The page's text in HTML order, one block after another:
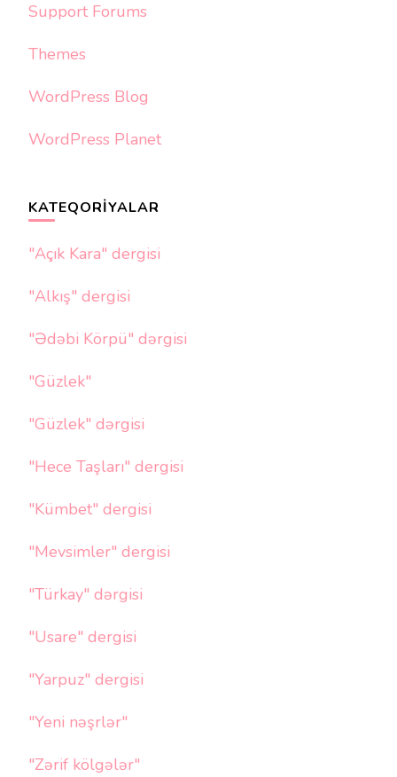
Support Forums
Themes
WordPress Blog
WordPress Planet
KATEQORIYALAR
"Açık Kara" dergisi
"Alkış" dergisi
"Ədəbi Körpü" dərgisi
"Güzlek"
"Güzlek" dərgisi
"Hece Taşları" dergisi
"Kümbet" dergisi
"Mevsimler" dergisi
"Türkay" dərgisi
"Usare" dergisi
"Yarpuz" dergisi
"Yeni nəşrlər"
"Zərif kölgələr"